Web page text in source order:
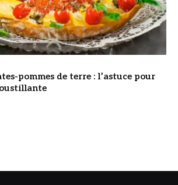
pommes de terre : l’astuce pour